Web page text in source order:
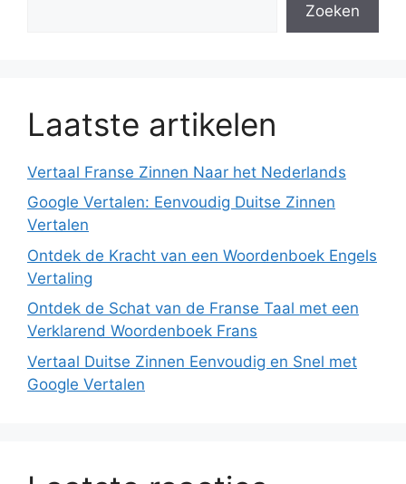
Zoeken
Laatste artikelen
Vertaal Franse Zinnen Naar het Nederlands
Google Vertalen: Eenvoudig Duitse Zinnen
Vertalen
Ontdek de Kracht van een Woordenboek Engels
Vertaling
Ontdek de Schat van de Franse Taal met een
Verklarend Woordenboek Frans
Vertaal Duitse Zinnen Eenvoudig en Snel met
Google Vertalen